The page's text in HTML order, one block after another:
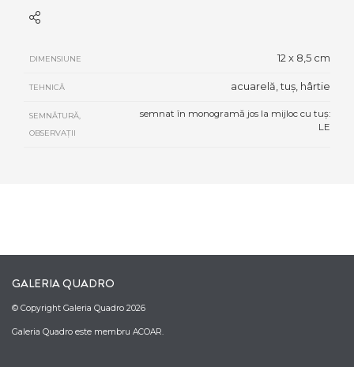
DIMENSIUNE 12 x 8,5 cm
TEHNICĂ acuarelă, tuș, hârtie
SEMNĂTURĂ,
OBSERVAȚII
semnat în monogramă jos la mijloc cu tuș:
LE
GALERIA QUADRO
© Copyright Galeria Quadro 2026
Galeria Quadro este membru ACOAR.